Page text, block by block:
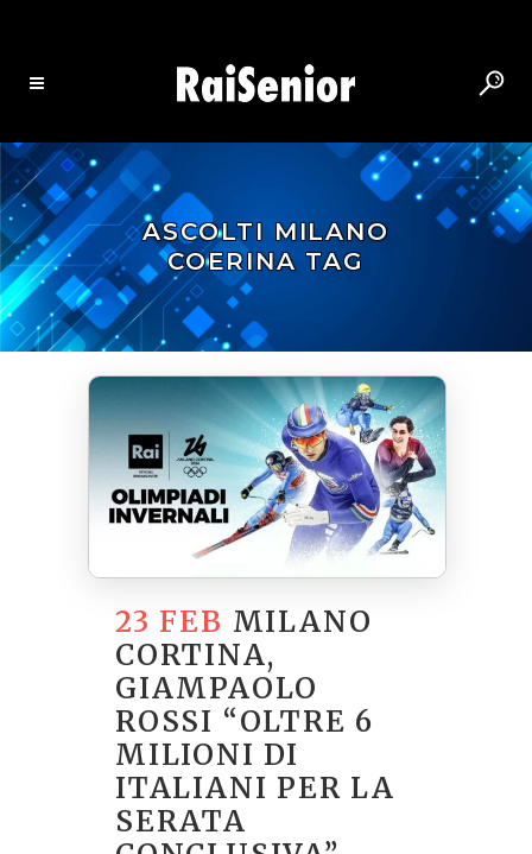
ASCOLTI MILANO
COERINA TAG
23 FEB MILANO
CORTINA,
GIAMPAOLO
ROSSI “OLTRE 6
MILIONI DI
ITALIANI PER LA
SERATA